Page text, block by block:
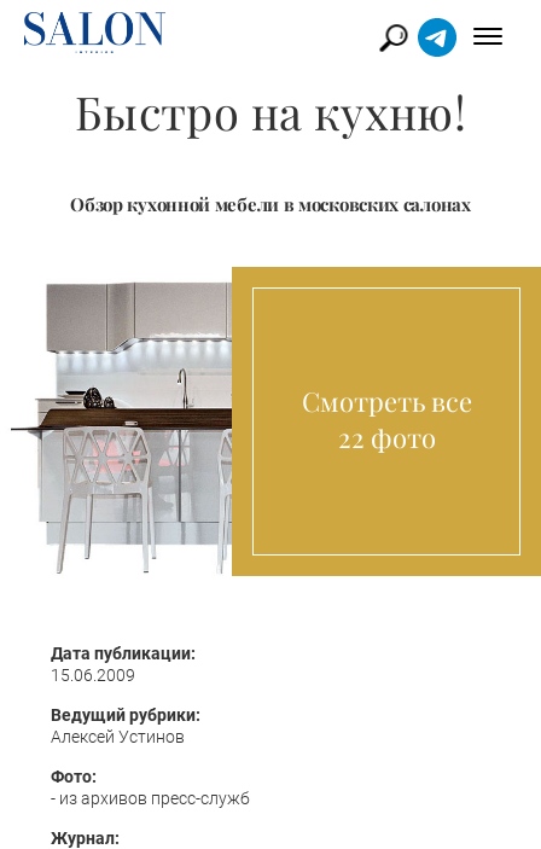
Быстро на кухню!
Обзор кухонной мебели в московских салонах
Смотреть все
22 фото
Дата публикации:
15.06.2009
Ведущий рубрики:
Алексей Устинов
Фото:
- из архивов пресс-служб
Журнал: